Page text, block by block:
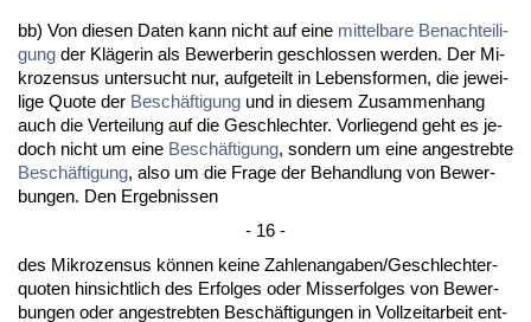
bb) Von die­sen Da­ten kann nicht auf ei­ne mit­tel­ba­re Be­nach­tei­li­
gung der Kläge­rin als Be­wer­be­rin ge­schlos­sen wer­den. Der Mi­
kro­zen­sus un­ter­sucht nur, auf­ge­teilt in Le­bens­for­men, die je­wei­
li­ge Quo­te der Beschäfti­gung und in die­sem Zu­sam­men­hang
auch die Ver­tei­lung auf die Ge­schlech­ter. Vor­lie­gend geht es je­
doch nicht um ei­ne Beschäfti­gung, son­dern um ei­ne an­ge­streb­te
Beschäfti­gung, al­so um die Fra­ge der Be­hand­lung von Be­wer­
bun­gen. Den Er­geb­nis­sen
- 16 -
des Mi­kro­zen­sus können kei­ne Zah­len­an­ga­ben/Ge­schlech­ter­
quo­ten hin­sicht­lich des Er­fol­ges oder Miss­er­fol­ges von Be­wer­
bun­gen oder an­ge­streb­ten Beschäfti­gun­gen in Voll­zeit­ar­beit ent­